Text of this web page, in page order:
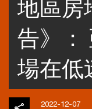
地區房
告》：
場在低
2022-12-07